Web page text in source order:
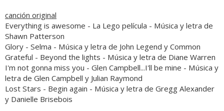
canción original
Everything is awesome - La Lego película - Música y letra de
Shawn Patterson
Glory - Selma - Música y letra de John Legend y Common
Grateful - Beyond the lights - Música y letra de Diane Warren
I'm not gonna miss you - Glen Campbell...I'll be mine - Música y
letra de Glen Campbell y Julian Raymond
Lost Stars - Begin again - Música y letra de Gregg Alexander
y Danielle Brisebois